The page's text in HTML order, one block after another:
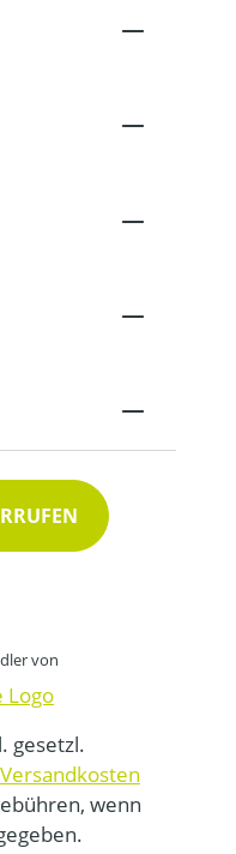
von
gesetzl.
Versandkosten
wenn